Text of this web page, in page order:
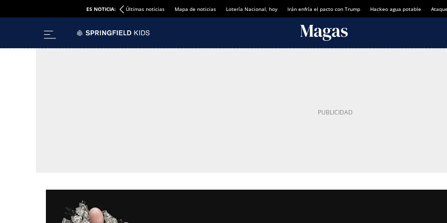
ES NOTICIA: Últimas noticias Mapa de noticias Lotería Nacional, hoy Irán enfría el pacto con Trump Hackeo agua potable